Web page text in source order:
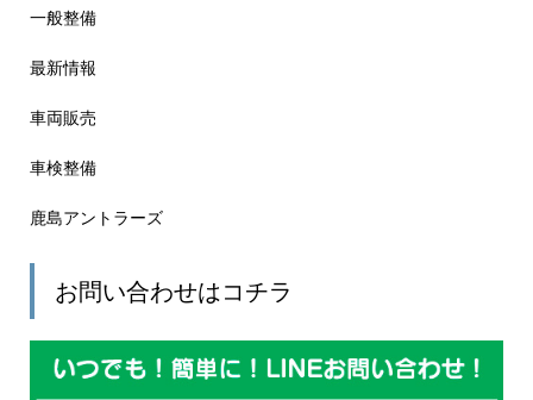
一般整備
最新情報
車両販売
車検整備
鹿島アントラーズ
お問い合わせはコチラ